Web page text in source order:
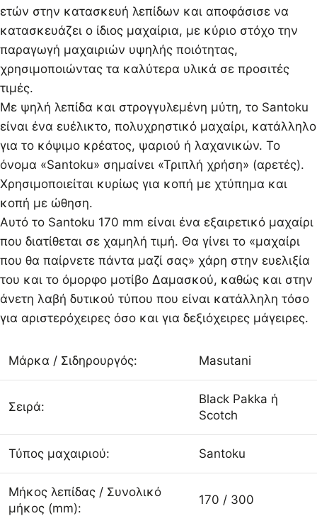
ετών στην κατασκευή λεπίδων και αποφάσισε να
κατασκευάζει ο ίδιος μαχαίρια, με κύριο στόχο την
παραγωγή μαχαιριών υψηλής ποιότητας,
χρησιμοποιώντας τα καλύτερα υλικά σε προσιτές
τιμές.
Με ψηλή λεπίδα και στρογγυλεμένη μύτη, το Santoku
είναι ένα ευέλικτο, πολυχρηστικό μαχαίρι, κατάλληλο
για το κόψιμο κρέατος, ψαριού ή λαχανικών. Το
όνομα «Santoku» σημαίνει «Τριπλή χρήση» (αρετές).
Χρησιμοποιείται κυρίως για κοπή με χτύπημα και
κοπή με ώθηση.
Αυτό το Santoku 170 mm είναι ένα εξαιρετικό μαχαίρι
που διατίθεται σε χαμηλή τιμή. Θα γίνει το «μαχαίρι
που θα παίρνετε πάντα μαζί σας» χάρη στην ευελιξία
του και το όμορφο μοτίβο Δαμασκού, καθώς και στην
άνετη λαβή δυτικού τύπου που είναι κατάλληλη τόσο
για αριστερόχειρες όσο και για δεξιόχειρες μάγειρες.
Μάρκα / Σιδηρουργός: Masutani
Σειρά:
Black Pakka ή
Scotch
Τύπος μαχαιριού: Santoku
Μήκος λεπίδας / Συνολικό
μήκος (mm):
170 / 300